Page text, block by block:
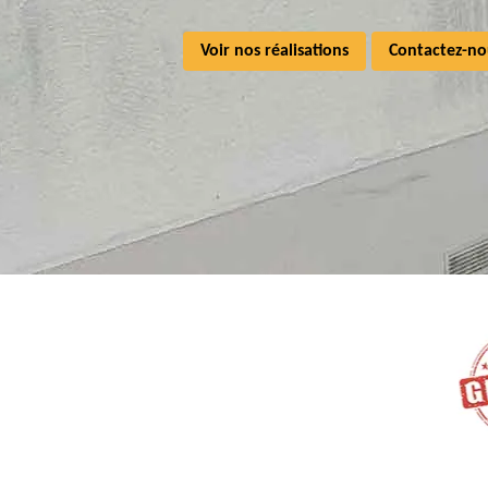
Voir nos réalisations Contactez-